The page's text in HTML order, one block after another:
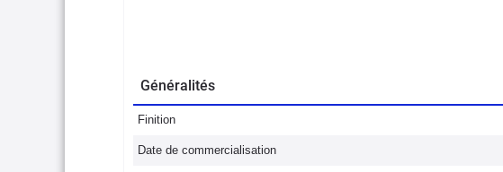
Généralités
Finition
Date de commercialisation